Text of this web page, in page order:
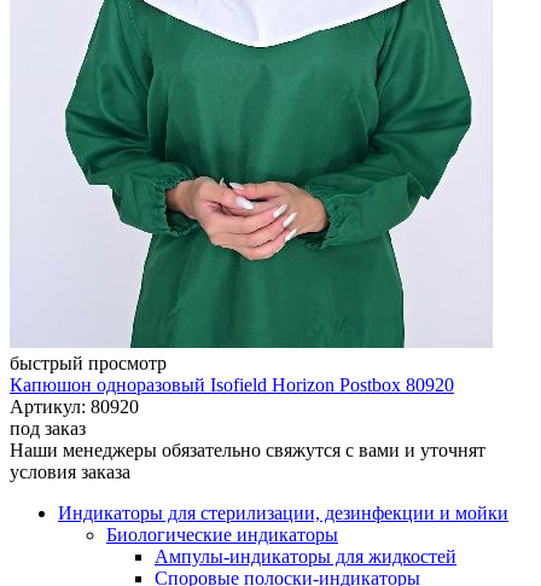
быстрый просмотр
Капюшон одноразовый Isofield Horizon Postbox 80920
Артикул: 80920
под заказ
Наши менеджеры обязательно свяжутся с вами и уточнят
условия заказа
Индикаторы для стерилизации, дезинфекции и мойки
Биологические индикаторы
Ампулы-индикаторы для жидкостей
Споровые полоски-индикаторы